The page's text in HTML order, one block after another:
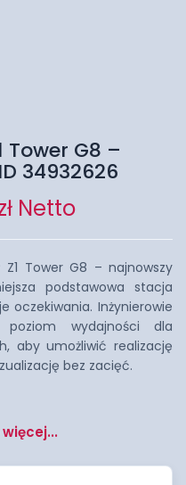
Tower G8 –
34932626
Netto
Tower G8 – najnowszy
podstawowa stacja
oczekiwania. Inżynierowie
poziom wydajności dla
aby umożliwić realizację
bez zacięć.